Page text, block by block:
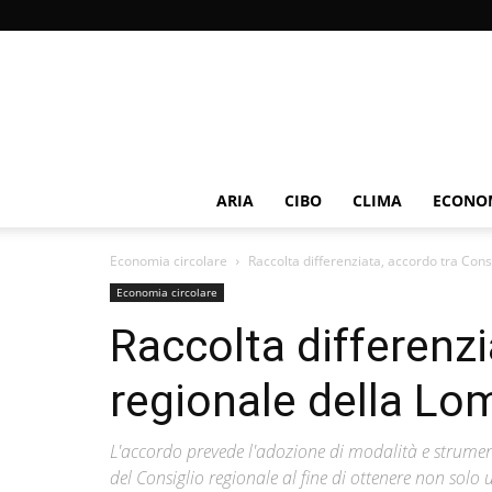
ARIA CIBO CLIMA
Economia circolare Raccolta differenziata, accordo tra
Economia circolare
Raccolta
regionale della
L'accordo prevede l'adozione di modalità e
del Consiglio regionale al fine di ottenere non